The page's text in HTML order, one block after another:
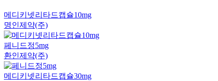
메디키넷리타드캡슐10mg
명인제약(주)
페니드정5mg
환인제약(주)
메디키넷리타드캡슐30mg